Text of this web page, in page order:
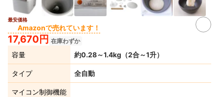
最安価格
Amazonで売れています！
17,670円 在庫わずか
容量 約0.28～1.4kg（2合～1升）
タイプ 全自動
マイコン制御機能